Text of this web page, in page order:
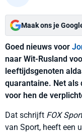
Maak ons je
Goed nieuws voor
naar Wit-Rusland
leeftijdsgenoten
quarantaine. Net als
voor hen de
Dat schrijft FOX
van Sport, heeft een